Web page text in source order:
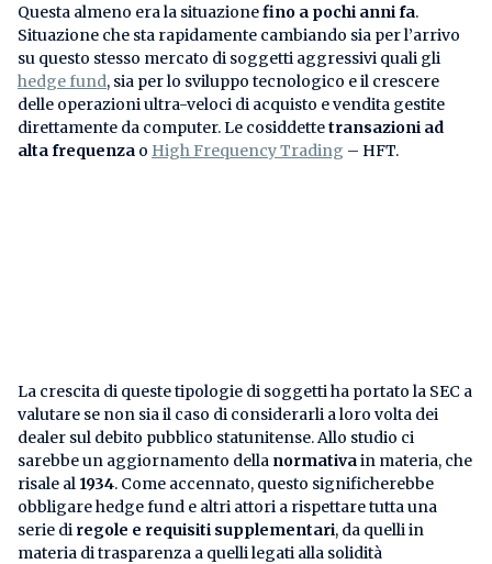
Questa almeno era la situazionefino a pochi anni fa.
Situazione che sta rapidamente cambiando sia per l’arrivo
su questo stesso mercato di soggetti aggressivi quali gli
hedge fund, sia per lo sviluppo tecnologico e il crescere
delle operazioni ultra-veloci di acquisto e vendita gestite
direttamente da computer. Le cosiddettetransazioni ad
alta frequenza o High Frequency Trading – HFT.
La crescita di queste tipologie di soggetti ha portato la SEC a
valutare se non sia il caso di considerarli a loro volta dei
dealer sul debito pubblico statunitense. Allo studio ci
sarebbe un aggiornamento della normativain materia, che
risale al 1934. Come accennato, questo significherebbe
obbligare hedge fund e altri attori a rispettare tutta una
serie di regole e requisiti supplementari, da quelli in
materia di trasparenza a quelli legati alla solidità